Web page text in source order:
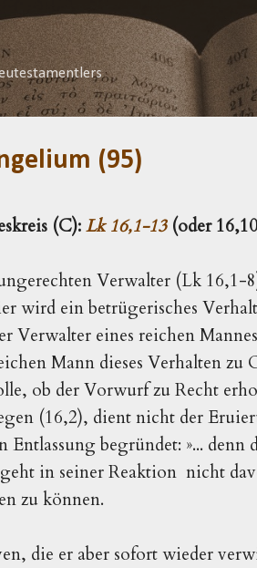
Direkt zum
(95)
(C):Lk 16,1-13(oder
Verwalter (Lk 16,1-
wird ein betrügerisches
Verwalter eines reichen
Mann dieses Verhalten
ob der Vorwurf zu Recht
(16,2), dient nicht der
Entlassung begründet: »...
in seiner Reaktion nicht
zu können.
die er aber sofort wieder